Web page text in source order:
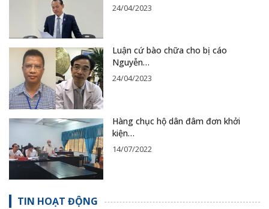
24/04/2023
Luận cứ bào chữa cho bị cáo
Nguyễn…
24/04/2023
Hàng chục hộ dân đâm đơn khởi
kiện…
14/07/2022
TIN HOẠT ĐỘNG